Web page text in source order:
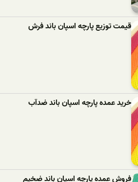
قیمت توزیع پارچه اسپان باند فرش
خرید عمده پارچه اسپان باند ضدآب
فروش عمده پارچه اسپان باند ضخیم